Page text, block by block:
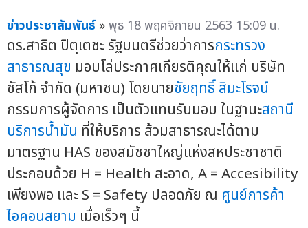
ข่าวประชาสัมพันธ์ »พุธ 18 พฤศจิกายน 2563 15:09 น.
ดร.สาธิต ปิตุเตชะ รัฐมนตรีช่วยว่าการกระทรวง
สาธารณสุข มอบโล่ประกาศเกียรติคุณให้แก่ บริษัท
ซัสโก้ จำกัด (มหาชน) โดยนายชัยฤทธิ์ สิมะโรจน์
กรรมการผู้จัดการ เป็นตัวแทนรับมอบ ในฐานะสถานี
บริการน้ำมัน ที่ให้บริการ ส้วมสาธารณะได้ตาม
มาตรฐาน HAS ของสมัชชาใหญ่แห่งสหประชาชาติ
ประกอบด้วย H = Health สะอาด, A = Accesibility
เพียงพอ และ S = Safety ปลอดภัย ณ ศูนย์การค้า
ไอคอนสยาม เมื่อเร็วๆ นี้